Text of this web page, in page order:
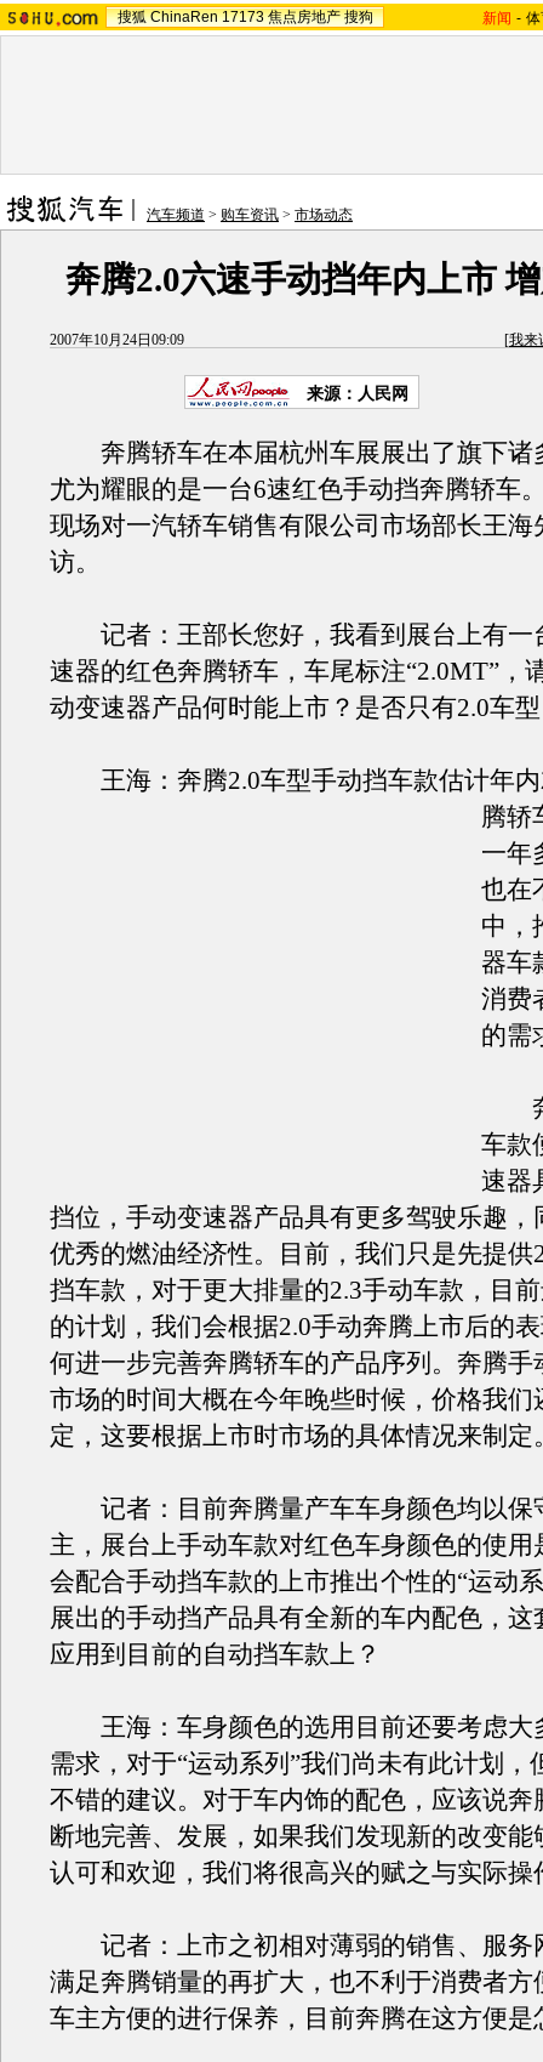
搜狐 ChinaRen 17173 焦点房地产 搜狗 新闻 -
汽车频道 > 购车资讯 > 市场动态
奔腾2.0六速手动挡年内上市
2007年10月24日09:09 [我来
来源：人民网
奔腾轿车在本届杭州车展展出了旗下诸
尤为耀眼的是一台6速红色手动挡奔腾轿车
现场对一汽轿车销售有限公司市场部长王海
访。
记者：王部长您好，我看到展台上有一
速器的红色奔腾轿车，车尾标注“2.0MT”，
动变速器产品何时能上市？是否只有2.0车
王海：奔腾2.0车型手动挡车款估计年内
腾轿
一年
也在
中，
器车
消费
的需
奔
车款
速器
挡位，手动变速器产品具有更多驾驶乐趣，
优秀的燃油经济性。目前，我们只是先提供
挡车款，对于更大排量的2.3手动车款，目
的计划，我们会根据2.0手动奔腾上市后的
何进一步完善奔腾轿车的产品序列。奔腾手
市场的时间大概在今年晚些时候，价格我们
定，这要根据上市时市场的具体情况来制定
记者：目前奔腾量产车车身颜色均以保
主，展台上手动车款对红色车身颜色的使用
会配合手动挡车款的上市推出个性的“运动
展出的手动挡产品具有全新的车内配色，这
应用到目前的自动挡车款上？
王海：车身颜色的选用目前还要考虑大
需求，对于“运动系列”我们尚未有此计划，
不错的建议。对于车内饰的配色，应该说奔
断地完善、发展，如果我们发现新的改变能
认可和欢迎，我们将很高兴的赋之与实际操
记者：上市之初相对薄弱的销售、服务
满足奔腾销量的再扩大，也不利于消费者方
车主方便的进行保养，目前奔腾在这方便是